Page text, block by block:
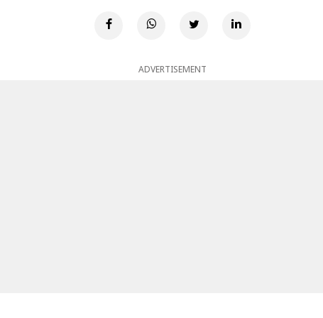
ADVERTISEMENT